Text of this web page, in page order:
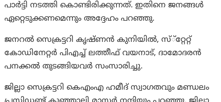
പാർട്ടി നടത്തി കൊണ്ടിരിക്കുന്നത്. ഇതിനെ ജനങ്ങൾ
ഏറ്റെടുക്കണമെന്നും അദ്ദേഹം പറഞ്ഞു.
ജനറൽ സെക്രട്ടറി കൃഷ്ണൻ കുനിയിൽ, സ്്‌റ്റേറ്റ്
കോഡിനേറ്റർ പിഎച്ച് ലത്തീഫ് വയനാട്, ദാമോദരൻ
പനക്കൽ തുടങ്ങിയവർ സംസാരിച്ചു.
ജില്ലാ സെക്രട്ടറി കെഎംഎ ഹമീദ് സ്വാഗതവും മണ്ഡലം